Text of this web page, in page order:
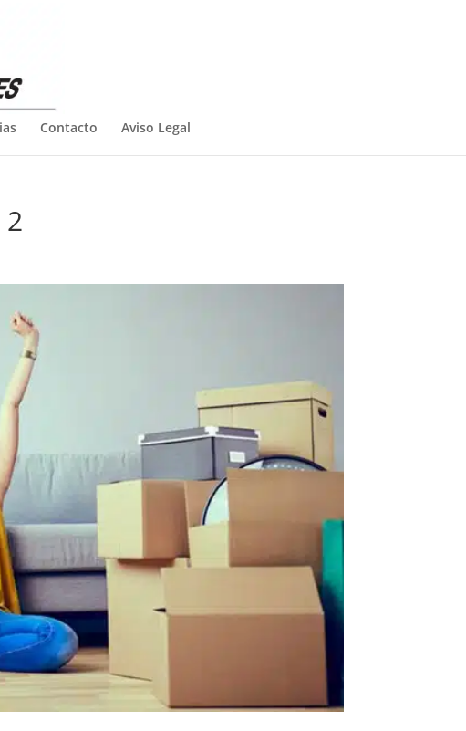
Contacto Aviso Legal